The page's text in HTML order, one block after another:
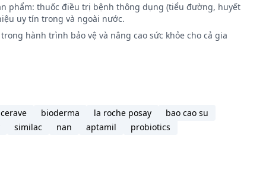
ví dụ
thẩm
phẩm: thuốc điều trị bệnh thông dụng (tiểu đường, huyết
uy tín trong và ngoài nước.
hành trình bảo vệ và nâng cao sức khỏe cho cả gia
cerave bioderma la roche posay
bao cao su
similac nan aptamil probiotics